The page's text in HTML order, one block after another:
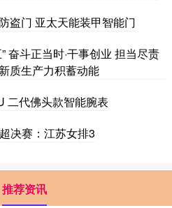
盗门 亚太天能装甲智能门
奋斗正当时·干事创业 担当尽责
质生产力积蓄动能
二代佛头款智能腕表
决赛：江苏女排3
推荐资讯